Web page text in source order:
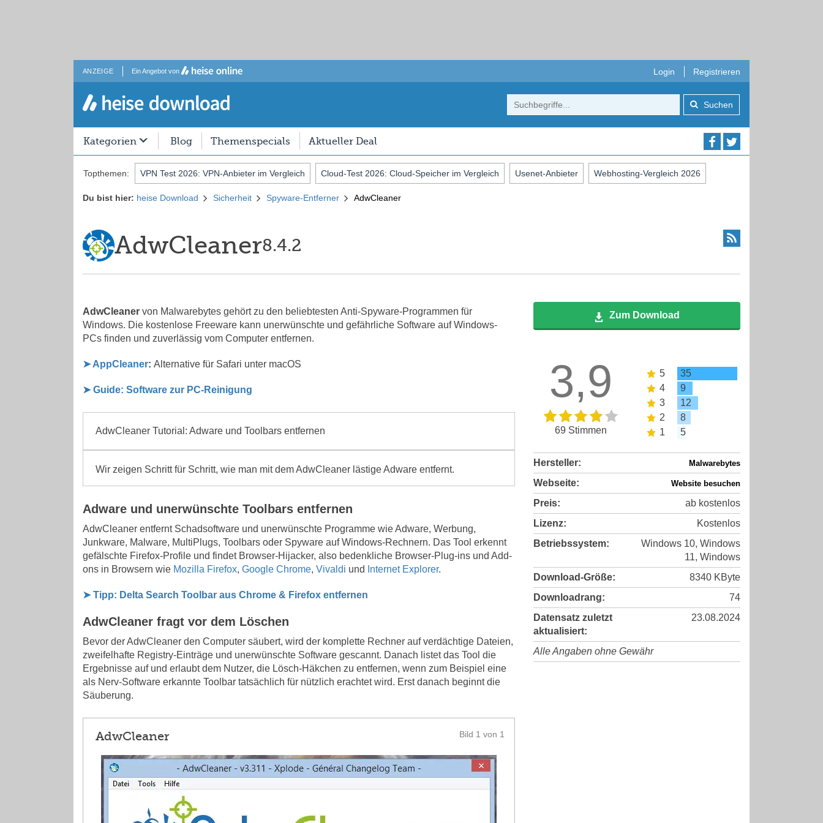
ANZEIGE Ein Angebot von Login Registrieren
Suchen
Kategorien Blog Themenspecials Aktueller Deal
Topthemen: VPN Test 2026: VPN-Anbieter im Vergleich Cloud-Test 2026: Cloud-Speicher im Vergleich Usenet-Anbieter Webhosting-Vergleich 2026
Du bist hier: heise Download Sicherheit Spyware-Entferner AdwCleaner
AdwCleaner8.4.2
AdwCleaner von Malwarebytes gehört zu den beliebtesten Anti-Spyware-Programmen für
Windows. Die kostenlose Freeware kann unerwünschte und gefährliche Software auf Windows-
PCs finden und zuverlässig vom Computer entfernen.
➤ AppCleaner: Alternative für Safari unter macOS
➤ Guide: Software zur PC-Reinigung
AdwCleaner Tutorial: Adware und Toolbars entfernen
Wir zeigen Schritt für Schritt, wie man mit dem AdwCleaner lästige Adware entfernt.
Adware und unerwünschte Toolbars entfernen
AdwCleaner entfernt Schadsoftware und unerwünschte Programme wie Adware, Werbung,
Junkware, Malware, MultiPlugs, Toolbars oder Spyware auf Windows-Rechnern. Das Tool erkennt
gefälschte Firefox-Profile und findet Browser-Hijacker, also bedenkliche Browser-Plug-ins und Add-
ons in Browsern wie Mozilla Firefox, Google Chrome, Vivaldi und Internet Explorer.
➤ Tipp: Delta Search Toolbar aus Chrome & Firefox entfernen
AdwCleaner fragt vor dem Löschen
Bevor der AdwCleaner den Computer säubert, wird der komplette Rechner auf verdächtige Dateien,
zweifelhafte Registry-Einträge und unerwünschte Software gescannt. Danach listet das Tool die
Ergebnisse auf und erlaubt dem Nutzer, die Lösch-Häkchen zu entfernen, wenn zum Beispiel eine
als Nerv-Software erkannte Toolbar tatsächlich für nützlich erachtet wird. Erst danach beginnt die
Säuberung.
Bild 1 von 1
AdwCleaner
Zum Download
3,9
69 Stimmen
5
35
4
9
3
12
2
8
1
5
Hersteller: Malwarebytes
Webseite: Website besuchen
Preis:
ab kostenlos
Lizenz:
Kostenlos
Betriebssystem:
Windows 10, Windows
11, Windows
Download-Größe:
8340 KByte
Downloadrang:
74
Datensatz zuletzt
aktualisiert:
23.08.2024
Alle Angaben ohne Gewähr